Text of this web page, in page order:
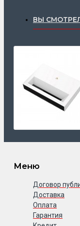
ВЫ
Меню
Договор
Доставка
Оплата
Гарантия